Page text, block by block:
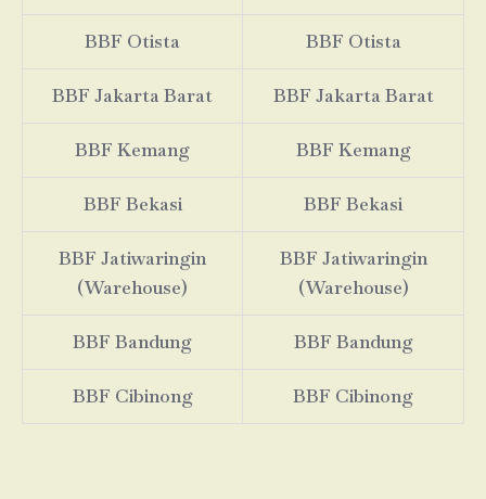
BBF Otista BBF Otista
BBF Jakarta Barat BBF Jakarta Barat
BBF Kemang BBF Kemang
BBF Bekasi BBF Bekasi
BBF Jatiwaringin
(Warehouse)
BBF Jatiwaringin
(Warehouse)
BBF Bandung BBF Bandung
BBF Cibinong BBF Cibinong